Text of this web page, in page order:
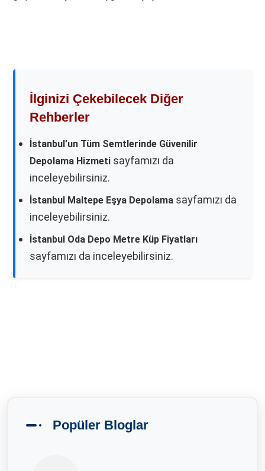
İlginizi Çekebilecek Diğer
Rehberler
İstanbul’un Tüm Semtlerinde Güvenilir
Depolama Hizmeti sayfamızı da
inceleyebilirsiniz.
İstanbul Maltepe Eşya Depolama sayfamızı da
inceleyebilirsiniz.
İstanbul Oda Depo Metre Küp Fiyatları
sayfamızı da inceleyebilirsiniz.
Popüler Bloglar